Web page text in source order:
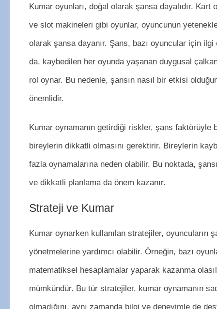
Kumar oyunları, doğal olarak şansa dayalıdır. Kart
ve slot makineleri gibi oyunlar, oyuncunun
olarak şansa dayanır. Şans, bazı oyuncular için
da, kaybedilen her oyunda yaşanan duygusal
rol oynar. Bu nedenle, şansın nasıl bir etkisi
önemlidir.
Kumar oynamanın getirdiği riskler, şans faktörüyle
bireylerin dikkatli olmasını gerektirir. Bireylerin
fazla oynamalarına neden olabilir. Bu noktada,
ve dikkatli planlama da önem kazanır.
Strateji ve Kumar
Kumar oynarken kullanılan stratejiler, oyuncuların
yönetmelerine yardımcı olabilir. Örneğin, bazı
matematiksel hesaplamalar yaparak kazanma
mümkündür. Bu tür stratejiler, kumar oynamanın
olmadığını, aynı zamanda bilgi ve deneyimle de